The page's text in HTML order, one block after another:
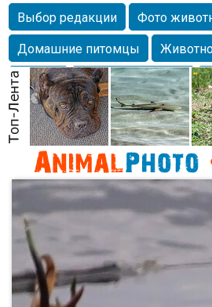
Выбор редакции Фото
Домашние питомцы
Собаки
Alexanderandronik
Морда
Собачка Осень
Насекомое
Коты Lebert